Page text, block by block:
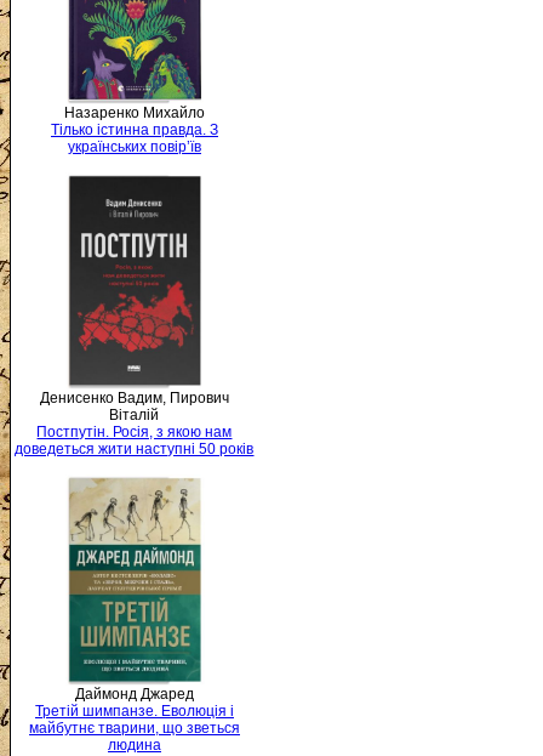
Назаренко Михайло
Тілько істинна правда. З
українських повір’їв
Денисенко Вадим, Пирович
Віталій
Постпутін. Росія, з якою нам
доведеться жити наступні 50 років
Даймонд Джаред
Третій шимпанзе. Еволюція і
майбутнє тварини, що зветься
людина